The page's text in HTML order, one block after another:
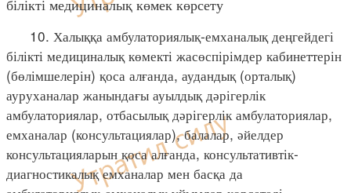
10. Халыққа амбулаториялық-емханалық деңгейдегі
білікті медициналық көмекті жасөспірімдер кабинеттерін
(бөлімшелерін) қоса алғанда, аудандық (орталық)
ауруханалар жанындағы ауылдық дәрігерлік
амбулаториялар, отбасылық дәрігерлік амбулаториялар,
емханалар (консультациялар), балалар, әйелдер
консультацияларын қоса алғанда, консультативтік-
диагностикалық емханалар мен басқа да